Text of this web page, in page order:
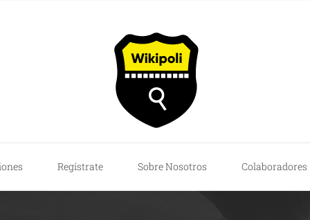
Regístrate Sobre Nosotros Colaboradores